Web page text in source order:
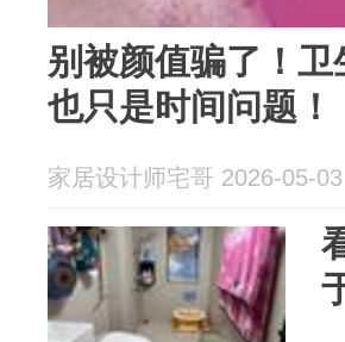
别被颜值骗了！
也只是时间问题！
家居设计师宅哥 2026-05-03